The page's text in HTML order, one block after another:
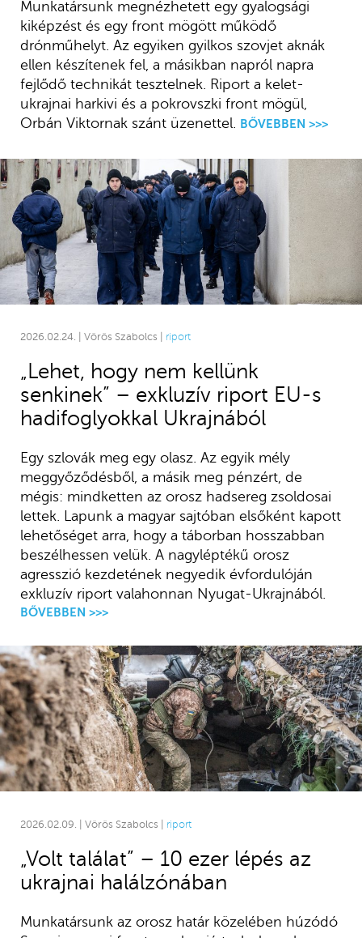
Munkatársunk megnézhetett egy gyalogsági
kiképzést és egy front mögött működő
drónműhelyt. Az egyiken gyilkos szovjet aknák
ellen készítenek fel, a másikban napról napra
fejlődő technikát tesztelnek. Riport a kelet-
ukrajnai harkivi és a pokrovszki front mögül,
Orbán Viktornak szánt üzenettel.
BŐVEBBEN >>>
2026.02.24. | Vörös Szabolcs | riport
„Lehet, hogy nem kellünk
senkinek” – exkluzív riport EU-s
hadifoglyokkal Ukrajnából
Egy szlovák meg egy olasz. Az egyik mély
meggyőződésből, a másik meg pénzért, de
mégis: mindketten az orosz hadsereg zsoldosai
lettek. Lapunk a magyar sajtóban elsőként kapott
lehetőséget arra, hogy a táborban hosszabban
beszélhessen velük. A nagyléptékű orosz
agresszió kezdetének negyedik évfordulóján
exkluzív riport valahonnan Nyugat-Ukrajnából.
BŐVEBBEN >>>
2026.02.09. | Vörös Szabolcs | riport
„Volt találat” – 10 ezer lépés az
ukrajnai halálzónában
Munkatársunk az orosz határ közelében húzódó